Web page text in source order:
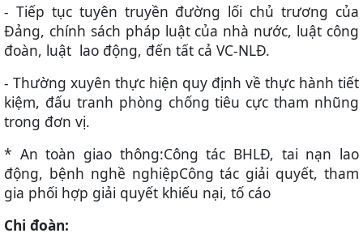
- Tiếp tục tuyên truyền đường lối chủ trương của
Đảng, chính sách pháp luật của nhà nước, luật công
đoàn, luật lao động, đến tất cả VC-NLĐ.
- Thường xuyên thực hiện quy định về thực hành tiết
kiệm, đấu tranh phòng chống tiêu cực tham nhũng
trong đơn vị.
* An toàn giao thông:Công tác BHLĐ, tai nạn lao
động, bệnh nghề nghiệpCông tác giải quyết, tham
gia phối hợp giải quyết khiếu nại, tố cáo
Chi đoàn: